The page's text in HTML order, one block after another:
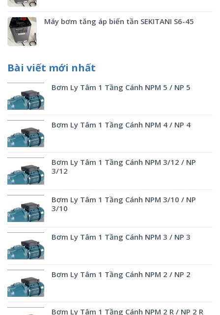
Máy bơm tăng áp biến tần SEKITANI S6-45
Bài viết mới nhất
Bơm Ly Tâm 1 Tầng Cánh NPM 5 / NP 5
Bơm Ly Tâm 1 Tầng Cánh NPM 4 / NP 4
Bơm Ly Tâm 1 Tầng Cánh NPM 3/12 / NP
3/12
Bơm Ly Tâm 1 Tầng Cánh NPM 3/10 / NP
3/10
Bơm Ly Tâm 1 Tầng Cánh NPM 3 / NP 3
Bơm Ly Tâm 1 Tầng Cánh NPM 2 / NP 2
Bơm Ly Tâm 1 Tầng Cánh NPM 2 R / NP 2 R